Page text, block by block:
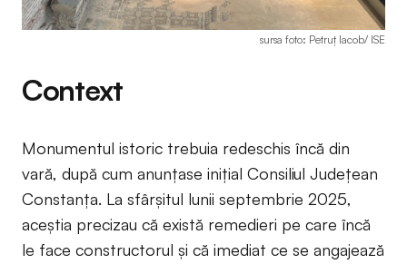
sursa foto: Petruț Iacob/ ISE
Context
Monumentul istoric trebuia redeschis încă din
vară, după cum anunțase inițial Consiliul Județean
Constanța. La sfârșitul lunii septembrie 2025,
aceștia precizau că există remedieri pe care încă
le face constructorul și că imediat ce se angajează